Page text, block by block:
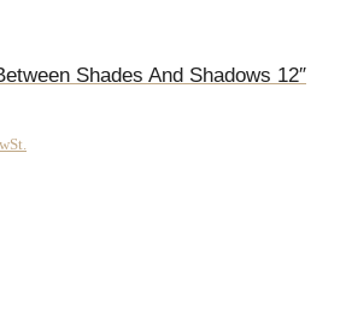
Shades And Shadows 12″